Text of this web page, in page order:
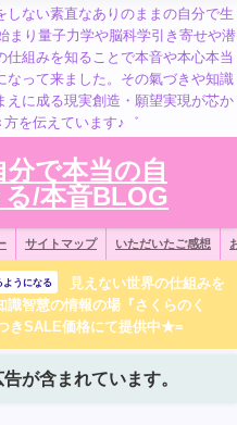
しない素直なありのままの自分で生
まり量子力学や脳科学引き寄せや潜
組みを知ることで本音や本心本当
って来ました。その氣づきや知識
えに成る現実創造・願望実現が芯か
を伝えています♪゛
で本当の自
/本音BLOG
サイトマップ いただいたご感想
ようになる
見えない世界の仕組みを
智慧の情報の場『さくらのく
きSALE価格にて提供中★=
が含まれています。